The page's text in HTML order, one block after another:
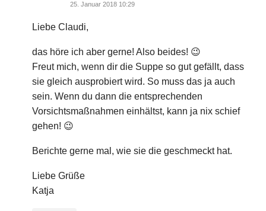
25. Januar 2018 10:29
Liebe Claudi,
das höre ich aber gerne! Also beides! 😉
Freut mich, wenn dir die Suppe so gut gefällt, dass
sie gleich ausprobiert wird. So muss das ja auch
sein. Wenn du dann die entsprechenden
Vorsichtsmaßnahmen einhältst, kann ja nix schief
gehen! 😉
Berichte gerne mal, wie sie die geschmeckt hat.
Liebe Grüße
Katja